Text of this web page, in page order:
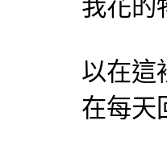
我花的
以在這
在每天